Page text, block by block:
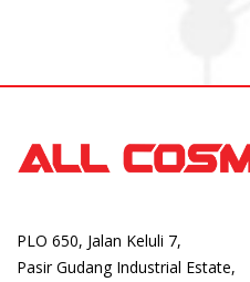
PLO 650, Jalan Keluli 7,
Pasir Gudang Industrial Estate,